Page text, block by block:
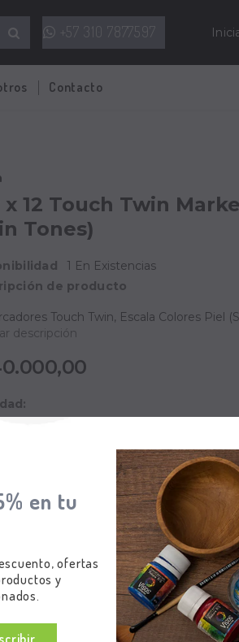
+57 310 7877597
Contacto
x 12 Touch Twin
Tones)
1 En Existencias
de producto
Touch Twin, Escala Colores Piel
descripción
en tu
ofertas
y